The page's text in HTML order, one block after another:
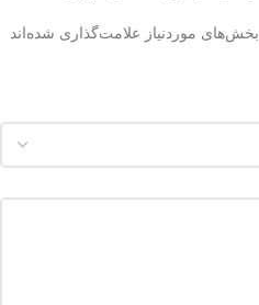
بخش‌های موردنیاز علامت‌گذاری شده‌اند